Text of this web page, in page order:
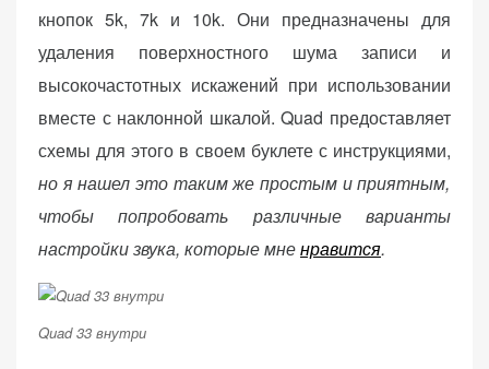
кнопок 5k, 7k и 10k. Они предназначены для
удаления поверхностного шума записи и
высокочастотных искажений при использовании
вместе с наклонной шкалой. Quad предоставляет
схемы для этого в своем буклете с инструкциями,
но я нашел это таким же простым и приятным,
чтобы попробовать различные варианты
настройки звука, которые мненравится.
Quad 33 внутри